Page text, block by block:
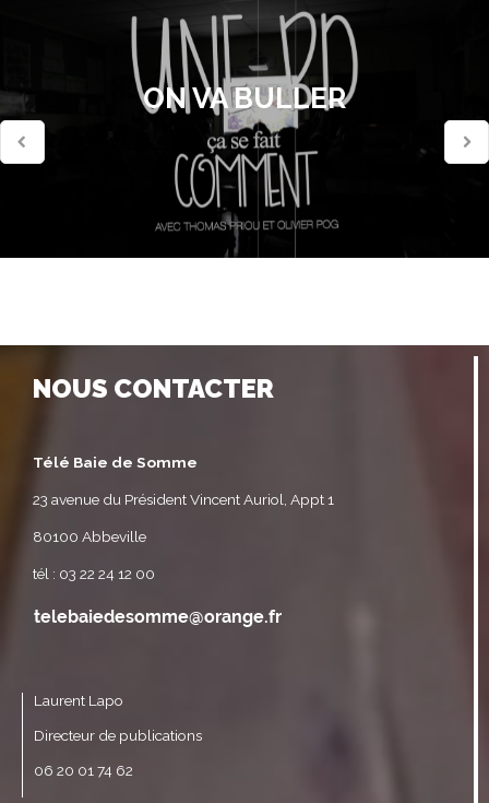
ON VA BULLER
NOUS CONTACTER
Télé Baie de Somme
23 avenue du Président Vincent Auriol, Appt 1
80100 Abbeville
tél : 03 22 24 12 00
Laurent Lapo
Directeur de publications
06 20 01 74 62